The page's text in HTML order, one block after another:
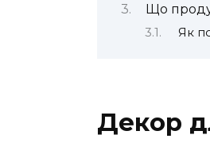
Що
Як
Декор